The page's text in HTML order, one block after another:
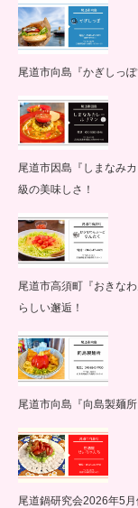
尾道市向島『かぎしっ
尾道市因島『しまなみ
級の美味しさ！
尾道市高須町『おきな
らしい邂逅！
尾道市向島『向島製麺
尾道鍋研究会2026年5